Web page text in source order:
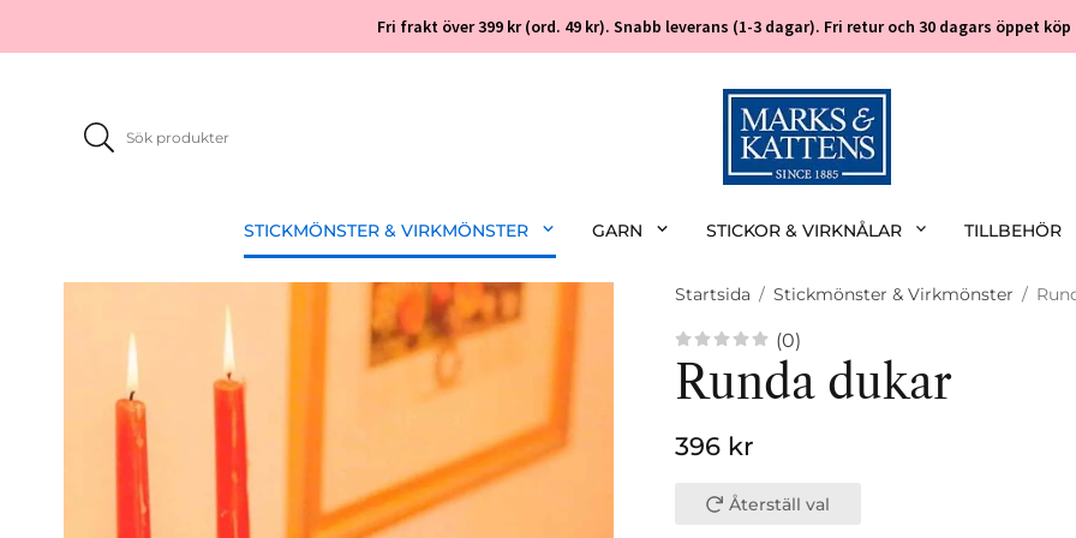
Fri frakt över 399 kr (ord. 49 kr). Snabb leverans (1-3 dagar). Fri retur och 30 dagars öppet
STICKMÖNSTER & VIRKMÖNSTER GARN STICKOR & VIRKNÅLAR TILLBEHÖR
Startsida / Stickmönster & Virkmönster /
(0)
Runda dukar
396 kr
Återställ val